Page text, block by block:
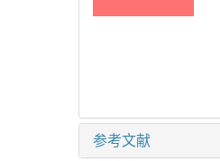
参考文献